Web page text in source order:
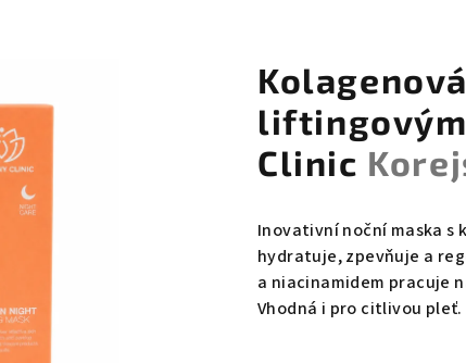
Clinic
Inovativní noční maska s
hydratuje, zpevňuje a
a niacinamidem pracuje
Vhodná i pro citlivou pleť.